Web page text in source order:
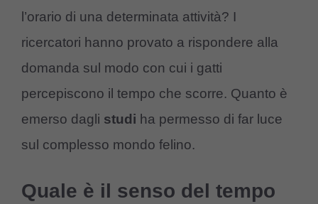
l’orario di una determinata attività? I
ricercatori hanno provato a rispondere alla
domanda sul modo con cui i gatti
percepiscono il tempo che scorre. Quanto è
emerso dagli studi ha permesso di far luce
sul complesso mondo felino.
Quale è il senso del tempo